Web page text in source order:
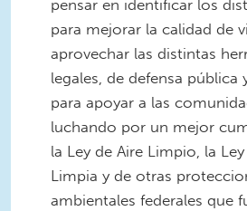
pensar en identificar los
para mejorar la calidad de
aprovechar las distintas
legales, de defensa pública
para apoyar a las
luchando por un mejor
la Ley de Aire Limpio, la
Limpia y de otras
ambientales federales que